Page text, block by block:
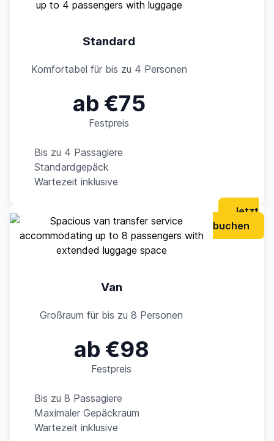
Standard
Komfortabel für bis zu 4 Personen
ab €75
Festpreis
Bis zu 4 Passagiere
Standardgepäck
Wartezeit inklusive
Van
Großraum für bis zu 8 Personen
ab €98
Festpreis
Bis zu 8 Passagiere
Maximaler Gepäckraum
Wartezeit inklusive
Jetzt
buchen